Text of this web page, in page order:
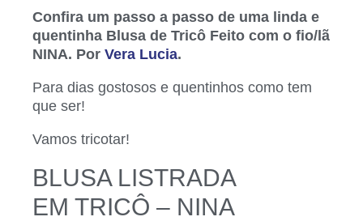
Confira um passo a passo de uma linda e
quentinha Blusa de Tricô Feito com o fio/lã
NINA. Por Vera Lucia.
Para dias gostosos e quentinhos como tem
que ser!
Vamos tricotar!
BLUSA LISTRADA
EM TRICÔ – NINA